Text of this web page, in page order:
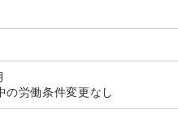
の労働条件変更なし